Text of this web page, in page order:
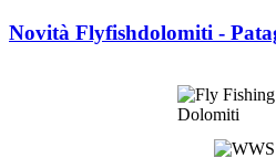
Novità Flyfishdolomiti -